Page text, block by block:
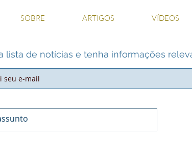
SOBRE ARTIGOS VÍDEOS
lista de notícias e tenha informações